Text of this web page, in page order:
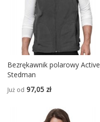
Bezrękawnik polarowy Active
Stedman
Już od 97,05 zł